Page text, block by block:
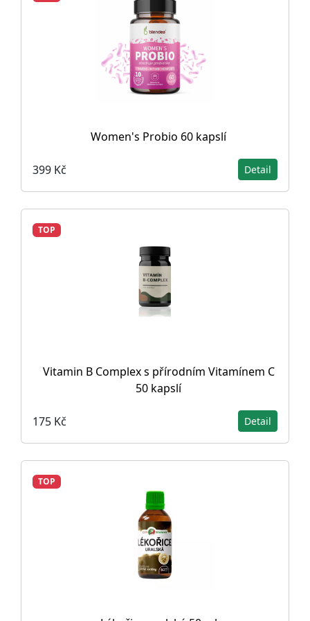
Women's Probio 60 kapslí
399 Kč Detail
TOP
Vitamin B Complex s přírodním Vitamínem C
50 kapslí
175 Kč Detail
TOP